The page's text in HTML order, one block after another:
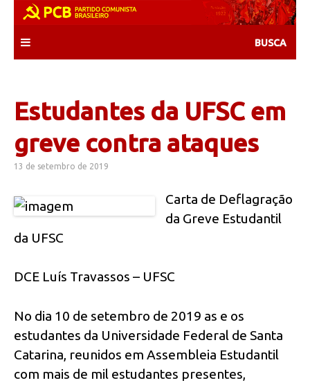
content
Estudantes da UFSC em
greve contra ataques
13 de setembro de 2019
Carta de Deflagração
da Greve Estudantil
da UFSC
DCE Luís Travassos – UFSC
No dia 10 de setembro de 2019 as e os
estudantes da Universidade Federal de Santa
Catarina, reunidos em Assembleia Estudantil
com mais de mil estudantes presentes,